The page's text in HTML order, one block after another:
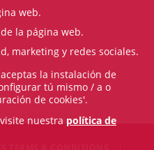
web.
la página web.
marketing y redes sociales.
la instalación de
tú mismo / a o
de cookies'.
nuestra política de